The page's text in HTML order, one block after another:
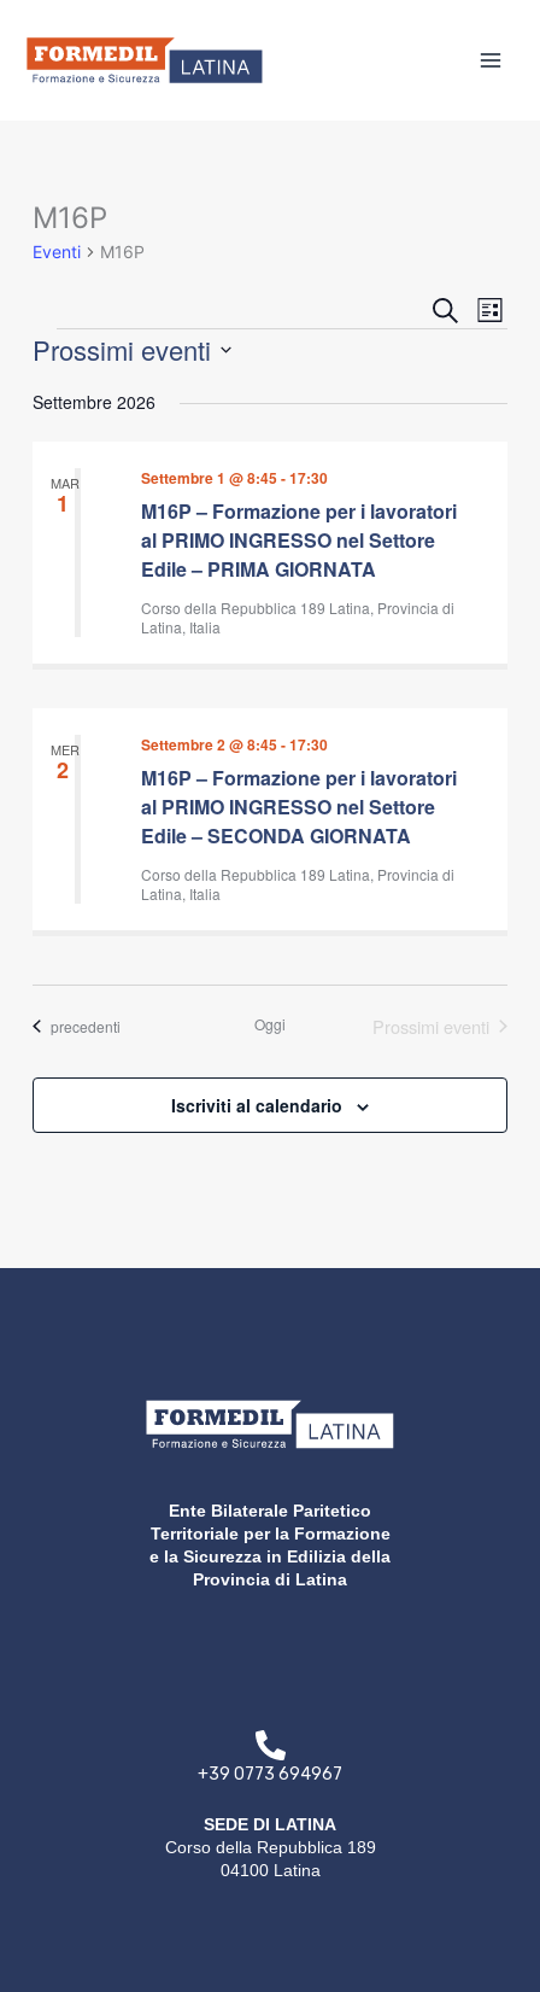
contenuto
M16P
Eventi M16P
Eventi
Ricerca
Cerca
Viste
Lista
Eventi
Prossimi eventi
la
Settembre 2026
MAR
1
M16P – Formazione per i lavoratori
al PRIMO INGRESSO nel Settore
Edile – PRIMA GIORNATA
Settembre 1 @ 8:45-17:30
Corso della Repubblica 189 Latina, Provincia di
Latina, Italia
MER
2
M16P – Formazione per i lavoratori
al PRIMO INGRESSO nel Settore
Edile – SECONDA GIORNATA
Settembre 2 @ 8:45-17:30
Corso della Repubblica 189 Latina, Provincia di
Latina, Italia
Eventi
precedenti Oggi Prossimi eventi
Iscriviti al calendario
Ente Bilaterale Paritetico
Territoriale per la Formazione
e la Sicurezza in Edilizia della
Provincia di Latina
+39 0773 694967
SEDE DI LATINA
Corso della Repubblica 189
04100 Latina